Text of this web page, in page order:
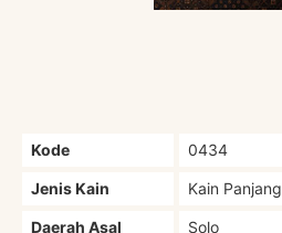
Kode 0434
Jenis Kain Kain Panjang
Daerah Asal Solo